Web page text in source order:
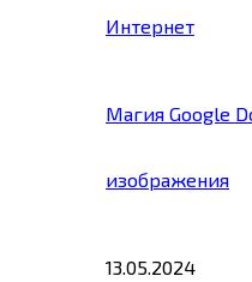
Интернет
Магия Google
изображения
13.05.2024